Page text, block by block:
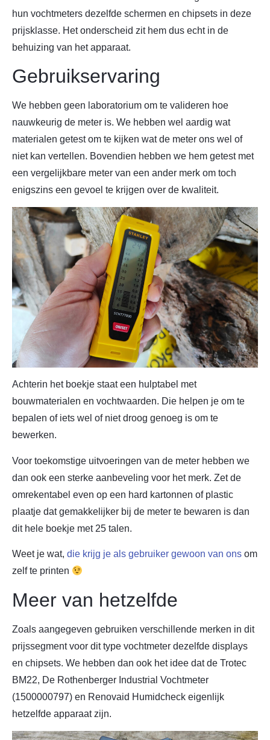
hun vochtmeters dezelfde schermen en chipsets in deze
prijsklasse. Het onderscheid zit hem dus echt in de
behuizing van het apparaat.
Gebruikservaring
We hebben geen laboratorium om te valideren hoe
nauwkeurig de meter is. We hebben wel aardig wat
materialen getest om te kijken wat de meter ons wel of
niet kan vertellen. Bovendien hebben we hem getest met
een vergelijkbare meter van een ander merk om toch
enigszins een gevoel te krijgen over de kwaliteit.
Achterin het boekje staat een hulptabel met
bouwmaterialen en vochtwaarden. Die helpen je om te
bepalen of iets wel of niet droog genoeg is om te
bewerken.
Voor toekomstige uitvoeringen van de meter hebben we
dan ook een sterke aanbeveling voor het merk. Zet de
omrekentabel even op een hard kartonnen of plastic
plaatje dat gemakkelijker bij de meter te bewaren is dan
dit hele boekje met 25 talen.
Weet je wat, die krijg je als gebruiker gewoon van ons om
zelf te printen
Meer van hetzelfde
Zoals aangegeven gebruiken verschillende merken in dit
prijssegment voor dit type vochtmeter dezelfde displays
en chipsets. We hebben dan ook het idee dat de Trotec
BM22, De Rothenberger Industrial Vochtmeter
(1500000797) en Renovaid Humidcheck eigenlijk
hetzelfde apparaat zijn.